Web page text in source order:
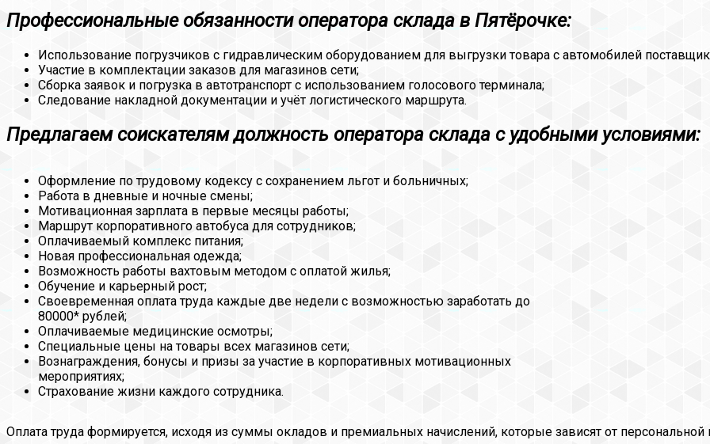
Профессиональные обязанности оператора склада в Пятёрочке:
Использование погрузчиков с гидравлическим оборудованием для выгрузки товара с автомобилей
Участие в комплектации заказов для магазинов сети;
Сборка заявок и погрузка в автотранспорт с использованием голосового терминала;
Следование накладной документации и учёт логистического маршрута.
Предлагаем соискателям должность оператора склада с удобными условиями:
Оформление по трудовому кодексу с сохранением льгот и больничных;
Работа в дневные и ночные смены;
Мотивационная зарплата в первые месяцы работы;
Маршрут корпоративного автобуса для сотрудников;
Оплачиваемый комплекс питания;
Новая профессиональная одежда;
Возможность работы вахтовым методом с оплатой жилья;
Обучение и карьерный рост;
Своевременная оплата труда каждые две недели с возможностью заработать до
80000* рублей;
Оплачиваемые медицинские осмотры;
Специальные цены на товары всех магазинов сети;
Вознаграждения, бонусы и призы за участие в корпоративных мотивационных
мероприятиях;
Страхование жизни каждого сотрудника.
Оплата труда формируется, исходя из суммы окладов и премиальных начислений, которые зависят от персональной